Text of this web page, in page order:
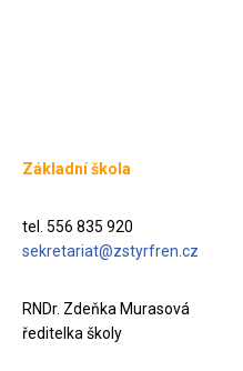
Základní škola
tel. 556 835 920
sekretariat@zstyrfren.cz
RNDr. Zdeňka Murasová
ředitelka školy